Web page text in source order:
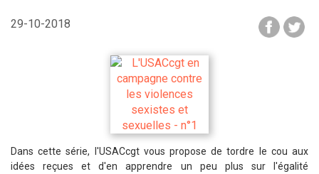
29-10-2018
Dans cette série, l'USACcgt vous propose de tordre le cou aux
idées reçues et d'en apprendre un peu plus sur l'égalité